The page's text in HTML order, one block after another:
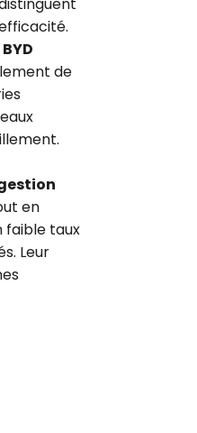
BYD
de
en
faible taux
Leur